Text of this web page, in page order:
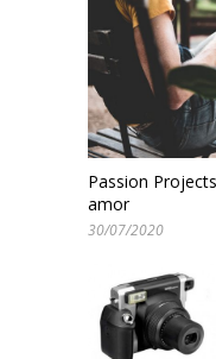
Passion
amor
30/07/2020